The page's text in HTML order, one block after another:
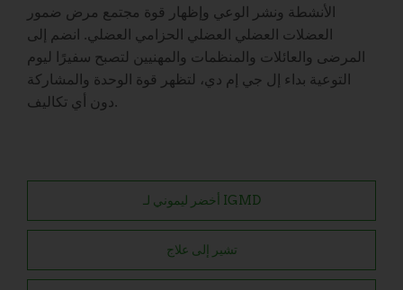
الأنشطة ونشر الوعي وإظهار قوة مجتمع مرض ضمور
العضلات العضلي العضلي الحزامي العضلي. انضم إلى
المرضى والعائلات والمنظمات والمهنيين لتصبح سفيرًا ليوم
التوعية بداء إل جي إم دي، لتظهر قوة الوحدة والمشاركة
دون أي تكاليف.
أخضر ليموني لـ IGMD
تشير إلى علاج